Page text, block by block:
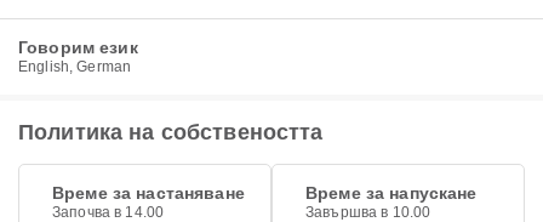
Говорим език
English, German
Политика на собствеността
Време за настаняване
Започва в 14.00
Време за напускане
Завършва в 10.00